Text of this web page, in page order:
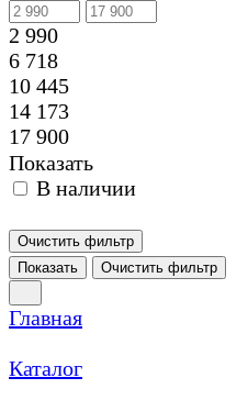
2 990
6 718
10 445
14 173
17 900
Показать
В наличии
Очистить фильтр
Показать
Очистить фильтр
Главная
Каталог